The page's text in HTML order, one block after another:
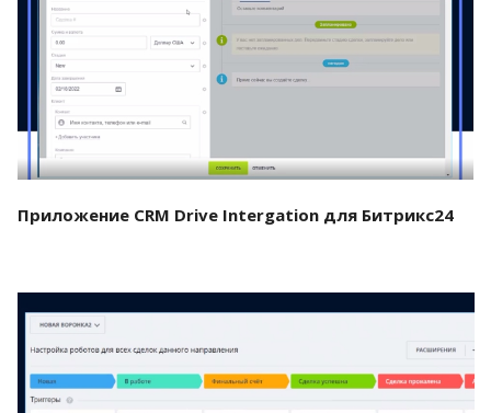
Смотреть проект
Приложение CRM Drive Intergation для Битрикс24